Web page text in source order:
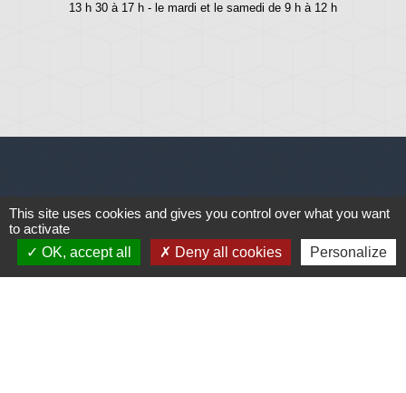
13 h 30 à 17 h - le mardi et le samedi de 9 h à 12 h
Liens
Météo
This site uses cookies and gives you control over what you want
to activate
OK, accept all
Deny all cookies Personalize